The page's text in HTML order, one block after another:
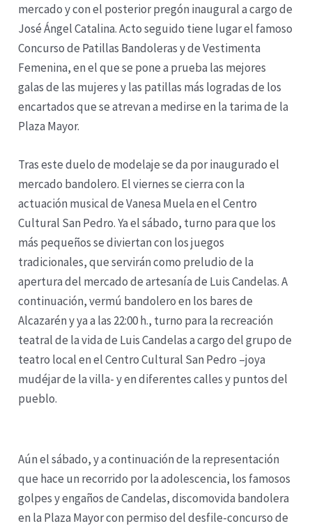
mercado y con el posterior pregón inaugural a cargo de
José Ángel Catalina. Acto seguido tiene lugar el famoso
Concurso de Patillas Bandoleras y de Vestimenta
Femenina, en el que se pone a prueba las mejores
galas de las mujeres y las patillas más logradas de los
encartados que se atrevan a medirse en la tarima de la
Plaza Mayor.
Tras este duelo de modelaje se da por inaugurado el
mercado bandolero. El viernes se cierra con la
actuación musical de Vanesa Muela en el Centro
Cultural San Pedro. Ya el sábado, turno para que los
más pequeños se diviertan con los juegos
tradicionales, que servirán como preludio de la
apertura del mercado de artesanía de Luis Candelas. A
continuación, vermú bandolero en los bares de
Alcazarén y ya a las 22:00 h., turno para la recreación
teatral de la vida de Luis Candelas a cargo del grupo de
teatro local en el Centro Cultural San Pedro –joya
mudéjar de la villa- y en diferentes calles y puntos del
pueblo.
Aún el sábado, y a continuación de la representación
que hace un recorrido por la adolescencia, los famosos
golpes y engaños de Candelas, discomovida bandolera
en la Plaza Mayor con permiso del desfile-concurso de